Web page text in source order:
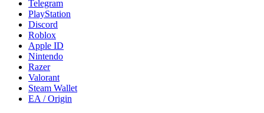
Telegram
PlayStation
Discord
Roblox
Apple ID
Nintendo
Razer
Valorant
Steam Wallet
EA / Origin